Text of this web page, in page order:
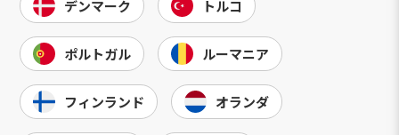
デンマーク トルコ
ポルトガル ルーマニア
フィンランド オランダ